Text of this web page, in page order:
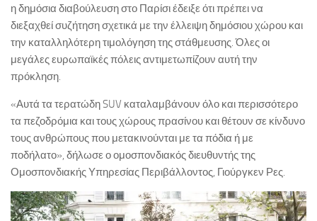
η δημόσια διαβούλευση στο Παρίσι έδειξε ότι πρέπει να
διεξαχθεί συζήτηση σχετικά με την έλλειψη δημόσιου χώρου και
την καταλληλότερη τιμολόγηση της στάθμευσης. Όλες οι
μεγάλες ευρωπαϊκές πόλεις αντιμετωπίζουν αυτή την
πρόκληση.
«Αυτά τα τερατώδη SUV καταλαμβάνουν όλο και περισσότερο
τα πεζοδρόμια και τους χώρους πρασίνου και θέτουν σε κίνδυνο
τους ανθρώπους που μετακινούνται με τα πόδια ή με
ποδήλατο», δήλωσε ο ομοσπονδιακός διευθυντής της
Ομοσπονδιακής Υπηρεσίας Περιβάλλοντος, Γιούργκεν Ρες.